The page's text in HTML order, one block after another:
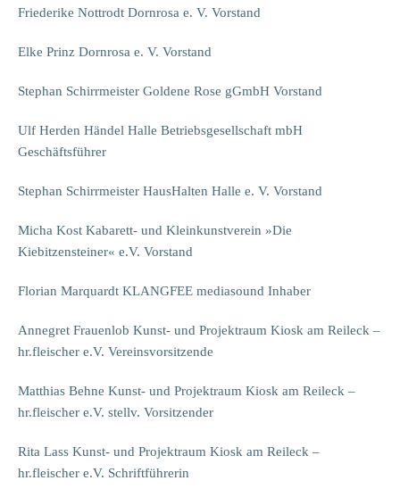
Friederike Nottrodt Dornrosa e. V. Vorstand
Elke Prinz Dornrosa e. V. Vorstand
Stephan Schirrmeister Goldene Rose gGmbH Vorstand
Ulf Herden Händel Halle Betriebsgesellschaft mbH
Geschäftsführer
Stephan Schirrmeister HausHalten Halle e. V. Vorstand
Micha Kost Kabarett- und Kleinkunstverein »Die
Kiebitzensteiner« e.V. Vorstand
Florian Marquardt KLANGFEE mediasound Inhaber
Annegret Frauenlob Kunst- und Projektraum Kiosk am Reileck –
hr.fleischer e.V. Vereinsvorsitzende
Matthias Behne Kunst- und Projektraum Kiosk am Reileck –
hr.fleischer e.V. stellv. Vorsitzender
Rita Lass Kunst- und Projektraum Kiosk am Reileck –
hr.fleischer e.V. Schriftführerin